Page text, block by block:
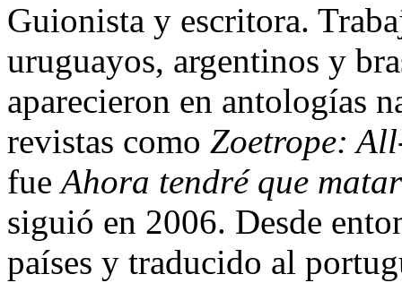
Guionista y escritora.
uruguayos, argentinos y
aparecieron en antologías
revistas como Zoetrope:
fueAhora tendré que
siguió en 2006. Desde
países y traducido al